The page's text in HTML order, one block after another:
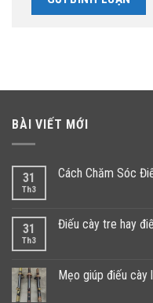
BÀI VIẾT MỚI
31
Th3
Cách Chăm Sóc
31
Th3
Điếu cày tre hay
Mẹo giúp điếu cày